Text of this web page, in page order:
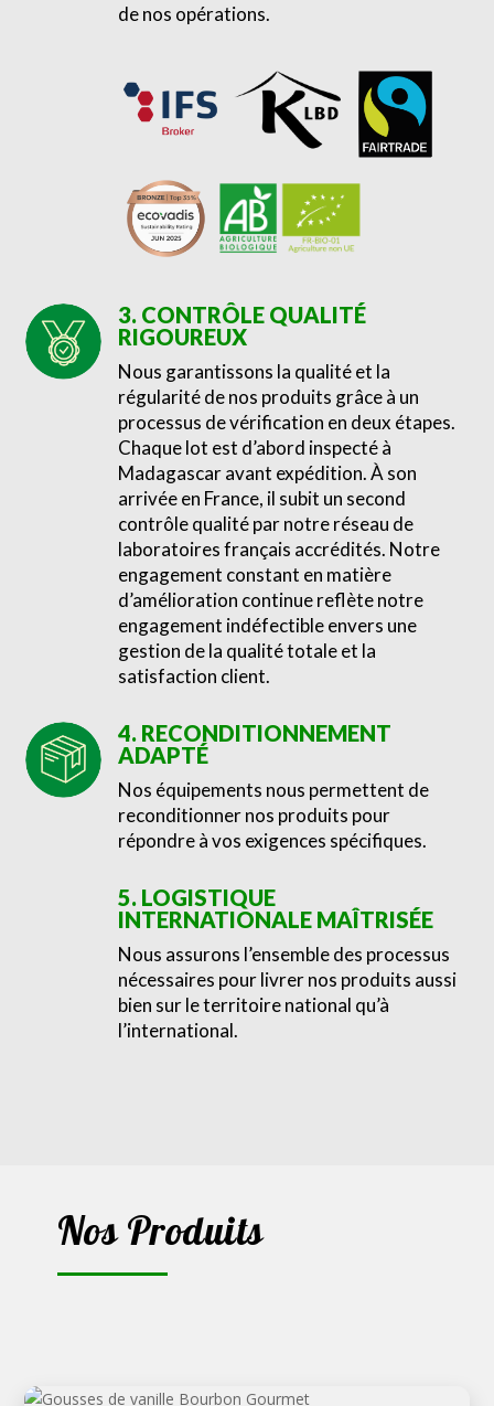
de nos opérations.
3. CONTRÔLE QUALITÉ
RIGOUREUX
Nous garantissons la qualité et la
régularité de nos produits grâce à un
processus de vérification en deux étapes.
Chaque lot est d’abord inspecté à
Madagascar avant expédition. À son
arrivée en France, il subit un second
contrôle qualité par notre réseau de
laboratoires français accrédités. Notre
engagement constant en matière
d’amélioration continue reflète notre
engagement indéfectible envers une
gestion de la qualité totale et la
satisfaction client.
4. RECONDITIONNEMENT
ADAPTÉ
Nos équipements nous permettent de
reconditionner nos produits pour
répondre à vos exigences spécifiques.
5. LOGISTIQUE
INTERNATIONALE MAÎTRISÉE
Nous assurons l’ensemble des processus
nécessaires pour livrer nos produits aussi
bien sur le territoire national qu’à
l’international.
Nos Produits